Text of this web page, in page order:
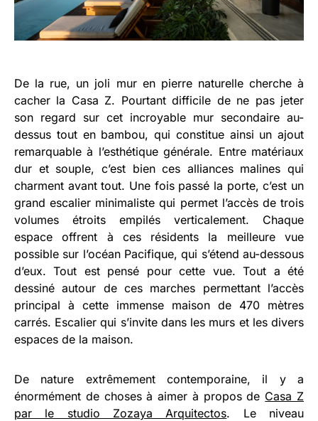
De la rue, un joli mur en pierre naturelle cherche à
cacher la Casa Z. Pourtant difficile de ne pas jeter
son regard sur cet incroyable mur secondaire au-
dessus tout en bambou, qui constitue ainsi un ajout
remarquable à l’esthétique générale. Entre matériaux
dur et souple, c’est bien ces alliances malines qui
charment avant tout. Une fois passé la porte, c’est un
grand escalier minimaliste qui permet l’accès de trois
volumes étroits empilés verticalement. Chaque
espace offrent à ces résidents la meilleure vue
possible sur l’océan Pacifique, qui s’étend au-dessous
d’eux. Tout est pensé pour cette vue. Tout a été
dessiné autour de ces marches permettant l’accès
principal à cette immense maison de 470 mètres
carrés. Escalier qui s’invite dans les murs et les divers
espaces de la maison.
De nature extrêmement contemporaine, il y a
énormément de choses à aimer à propos de Casa Z
par le studio Zozaya Arquitectos. Le niveau